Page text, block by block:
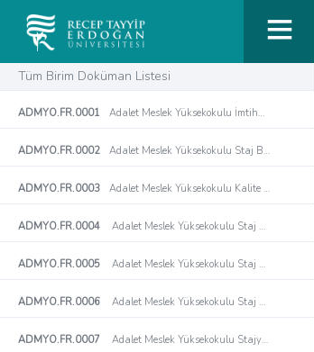
Tüm Birim Doküman Listesi
ADMYO.FR.0001 Adalet Meslek Yüksekokulu İmtihan Evrakı ve Ders Değerlendirme Raporları Teslim Tutanağı
ADMYO.FR.0002 Adalet Meslek Yüksekokulu Staj Başvuru Formu
ADMYO.FR.0003 Adalet Meslek Yüksekokulu Kalite Komisyonu Toplantı Tutanağı Formu
ADMYO.FR.0004 Adalet Meslek Yüksekokulu Staj Değerlendirme Formu
ADMYO.FR.0005 Adalet Meslek Yüksekokulu Staj Defteri Formu
ADMYO.FR.0006 Adalet Meslek Yüksekokulu Staj Kabul Formu
ADMYO.FR.0007 Adalet Meslek Yüksekokulu Stajyer Takip Çizelgesi Formu